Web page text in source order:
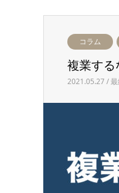
コラム
複業する
2021.05.27 /